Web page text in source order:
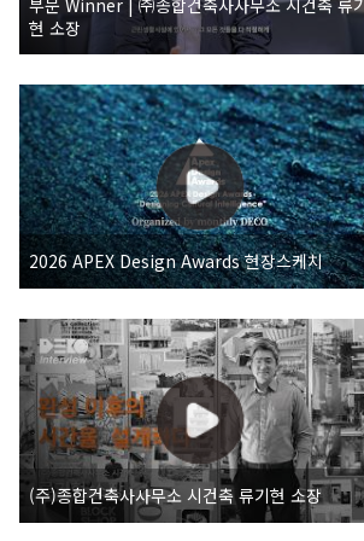
현 소장
2026 APEX Design Awards 현장스케치
(주)종합건축사사무소 시건축 류기현 소장